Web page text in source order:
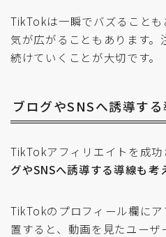
TikTokは一瞬でバズること
気が広がることもあります
続けていくことが大切です。
ブログやSNSへ誘導す
TikTokアフィリエイトを成功
グやSNSへ誘導する導線も考
TikTokのプロフィール欄に
置すると、動画を見たユー